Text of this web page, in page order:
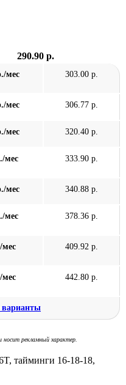
290.90 р.
мес 303.00 р.
мес 306.77 р.
мес 320.40 р.
мес 333.90 р.
мес 340.88 р.
мес 378.36 р.
мес 409.92 р.
мес 442.80 р.
варианты
носит рекламный характер.
тайминги 16-18-18,